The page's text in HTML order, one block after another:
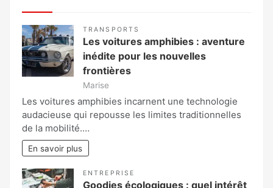
TRANSPORTS
Les voitures amphibies : aventure
inédite pour les nouvelles
frontières
Marise
Les voitures amphibies incarnent une technologie
audacieuse qui repousse les limites traditionnelles
de la mobilité.…
En savoir plus
ENTREPRISE
Goodies écologiques : quel intérêt